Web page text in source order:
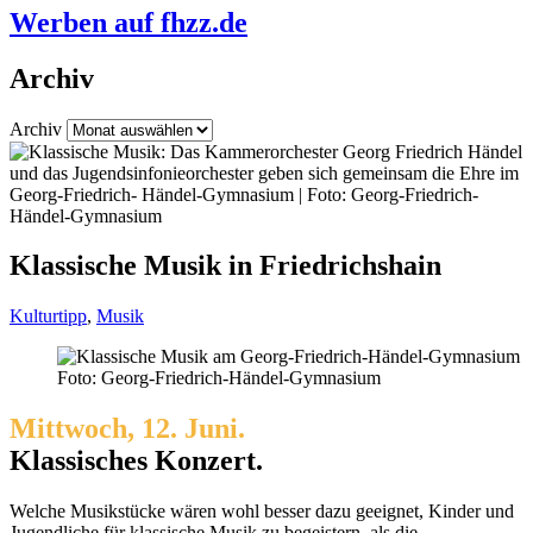
Werben auf fhzz.de
Archiv
Archiv
Klassische Musik in Friedrichshain
Kulturtipp, Musik
Foto: Georg-Friedrich-Händel-Gymnasium
Mittwoch, 12. Juni.
Klassisches Konzert.
Welche Musikstücke wären wohl besser dazu geeignet, Kinder und